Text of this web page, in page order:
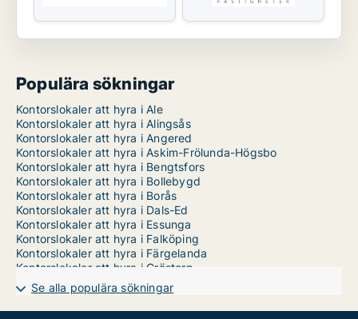
Populära sökningar
Kontorslokaler att hyra i Ale
Kontorslokaler att hyra i Alingsås
Kontorslokaler att hyra i Angered
Kontorslokaler att hyra i Askim-Frölunda-Högsbo
Kontorslokaler att hyra i Bengtsfors
Kontorslokaler att hyra i Bollebygd
Kontorslokaler att hyra i Borås
Kontorslokaler att hyra i Dals-Ed
Kontorslokaler att hyra i Essunga
Kontorslokaler att hyra i Falköping
Kontorslokaler att hyra i Färgelanda
Kontorslokaler att hyra i Grästorp
Kontorslokaler att hyra i Gullspång
Kontorslokaler att hyra i Göteborg Centrum
Kontorslokaler att hyra i Göteborg Västra
Se alla populära sökningar